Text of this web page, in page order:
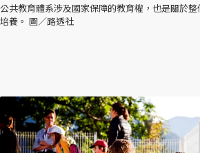
公共教育體系涉及國家保障的教育權，也是關於
培養。 圖／路透社